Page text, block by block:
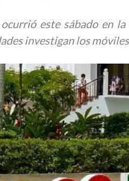
este sábado en
investigan los